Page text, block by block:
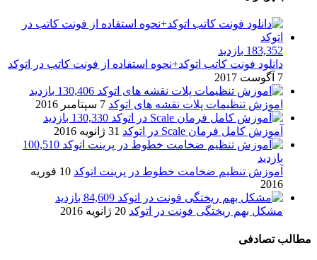
183,352 بازدید
دانلود فونت کاتب اتوکد+نحوه استفاده از فونت کاتب در اتوکد
7 آگوست 2017
130,406 بازدید
اموزش تنظیمات پلات نقشه های اتوکد 7 سپتامبر 2016
130,330 بازدید
آموزش کامل فرمان Scale در اتوکد
31 ژانویه 2016
100,510
بازدید
آموزش تنظیم ضخامت خطوط در پرینت اتوکد
10 فوریه
2016
84,609 بازدید
مشکل بهم ریختگی فونت در اتوکد 20 ژانویه 2016
مطالب تصادفی